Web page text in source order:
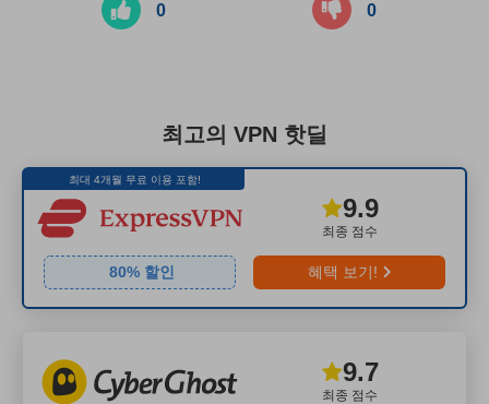
0 0
최고의 VPN 핫딜
최대 4개월 무료 이용 포함!
최종 점수
9.9
80% 할인 혜택 보기!
최종 점수
9.7